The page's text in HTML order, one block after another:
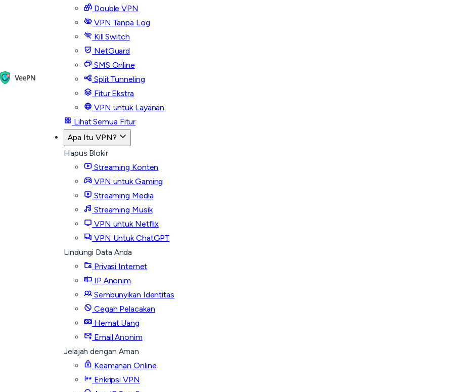
Double VPN
VPN Tanpa Log
Kill Switch
NetGuard
SMS Online
Split Tunneling
Fitur Ekstra
VPN untuk Layanan
Lihat Semua Fitur
Apa Itu VPN?
Hapus Blokir
Streaming Konten
VPN untuk Gaming
Streaming Media
Streaming Musik
VPN untuk Netflix
VPN Untuk ChatGPT
Lindungi Data Anda
Privasi Internet
IP Anonim
Sembunyikan Identitas
Cegah Pelacakan
Hemat Uang
Email Anonim
Jelajah dengan Aman
Keamanan Online
Enkripsi VPN